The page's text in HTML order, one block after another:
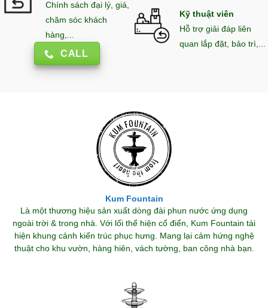
Chính sách đại lý, giá,
chăm sóc khách
hàng,...
CALL
Kỹ thuật viên
Hỗ trợ giải đáp liên
quan lắp đặt, bảo trì,...
Kum Fountain
Là một thương hiệu sản xuất dòng đài phun nước ứng dụng
ngoài trời & trong nhà. Với lối thể hiện cổ điển, Kum Fountain tái
hiện khung cảnh kiến trúc phục hưng. Mang lại cảm hứng nghệ
thuật cho khu vườn, hàng hiên, vách tường, ban công nhà bạn.